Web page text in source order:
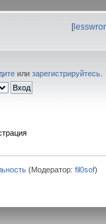
[
или зарегистрируйтесь
(Модератор: fil0sof)